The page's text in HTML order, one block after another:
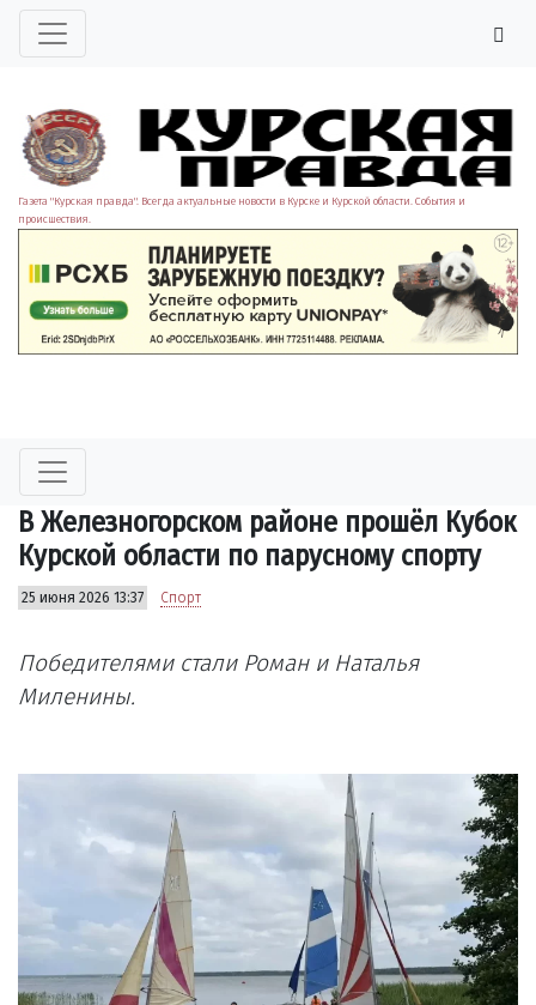
Газета "Курская правда". Всегда актуальные новости в Курске и Курской области. События и
происшествия.
В Железногорском районе прошёл Кубок
Курской области по парусному спорту
25 июня 2026 13:37 Спорт
Победителями стали Роман и Наталья
Миленины.